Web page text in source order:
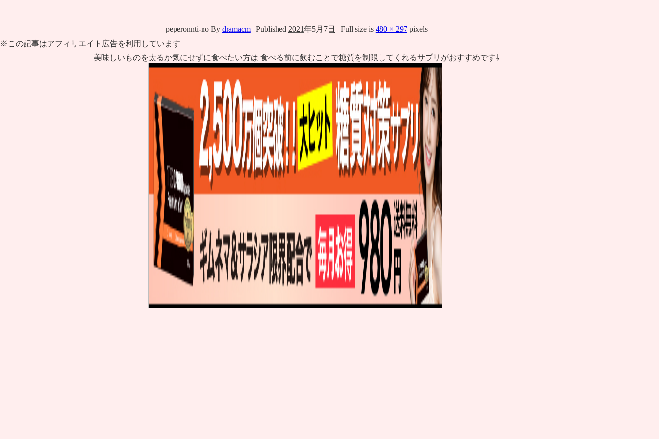
peperonnti-no By dramacm | Published 2021年5月7日 | Full size is 480 × 297pixels
※この記事はアフィリエイト広告を利用しています
美味しいものを太るか気にせずに食べたい方は 食べる前に飲むことで糖質を制限してくれるサプリがおすすめです⇩